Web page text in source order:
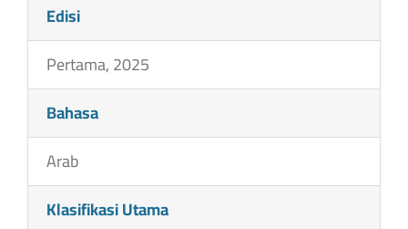
Edisi
Pertama, 2025
Bahasa
Arab
Klasifikasi Utama